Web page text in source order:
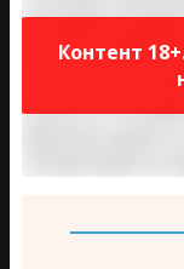
описывали
сначала
чтобы во сне
Затем этот же
Контент